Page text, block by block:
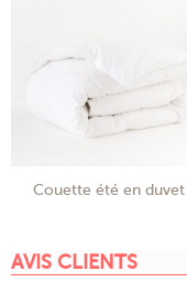
Couette été en duvet
AVIS CLIENTS